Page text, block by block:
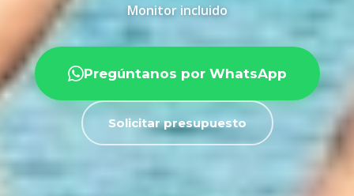
Monitor incluido
Pregúntanos por WhatsApp
Solicitar presupuesto